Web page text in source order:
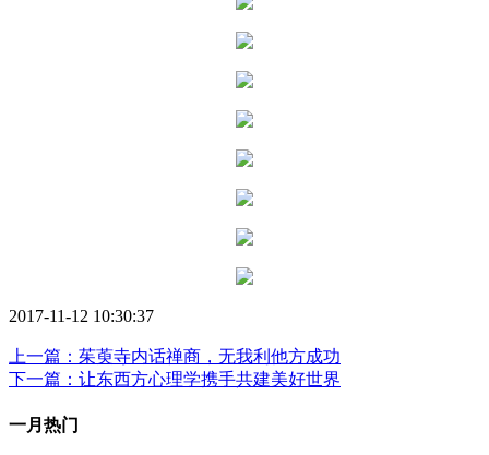
2017-11-12 10:30:37
上一篇：茱萸寺内话禅商，无我利他方成功
下一篇：让东西方心理学携手共建美好世界
一月热门